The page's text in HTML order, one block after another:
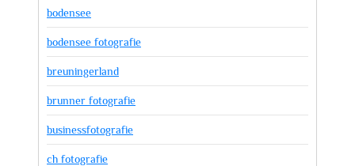
bodensee
bodensee fotografie
breuningerland
brunner fotografie
businessfotografie
ch fotografie